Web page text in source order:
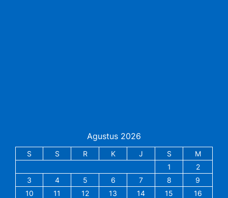
Agustus 2026
S S R K J S
M
1
2
3
4 5 6 7 8
9
10
11 12 13 14 15
16